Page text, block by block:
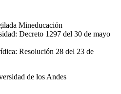
Mineducación
Decreto 1297 del 30 de mayo
Resolución 28 del 23 de
de los Andes